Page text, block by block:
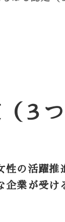
３
性の活躍
企業が受け